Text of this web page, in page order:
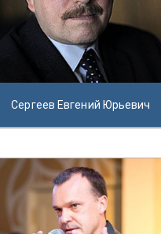
Сергеев Евгений Юрьевич